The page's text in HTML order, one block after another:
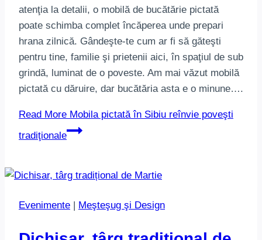
atenţia la detalii, o mobilă de bucătărie pictată
poate schimba complet încăperea unde prepari
hrana zilnică. Gândeşte-te cum ar fi să găteşti
pentru tine, familie şi prietenii aici, în spaţiul de sub
grindă, luminat de o poveste. Am mai văzut mobilă
pictată cu dăruire, dar bucătăria asta e o minune….
Read More Mobila pictată în Sibiu reînvie poveşti
tradiţionale
Evenimente | Meşteşug şi Design